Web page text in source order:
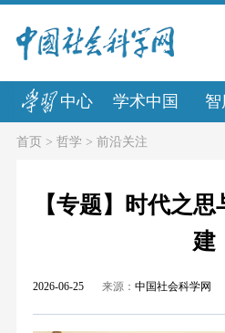
中心 学术中国 智
首页> 哲学 > 前沿关注
【专题】时代之
建
2026-06-25 来源： 中国社会科学网